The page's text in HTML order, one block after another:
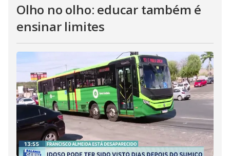
Olho no olho: educar também é
ensinar limites